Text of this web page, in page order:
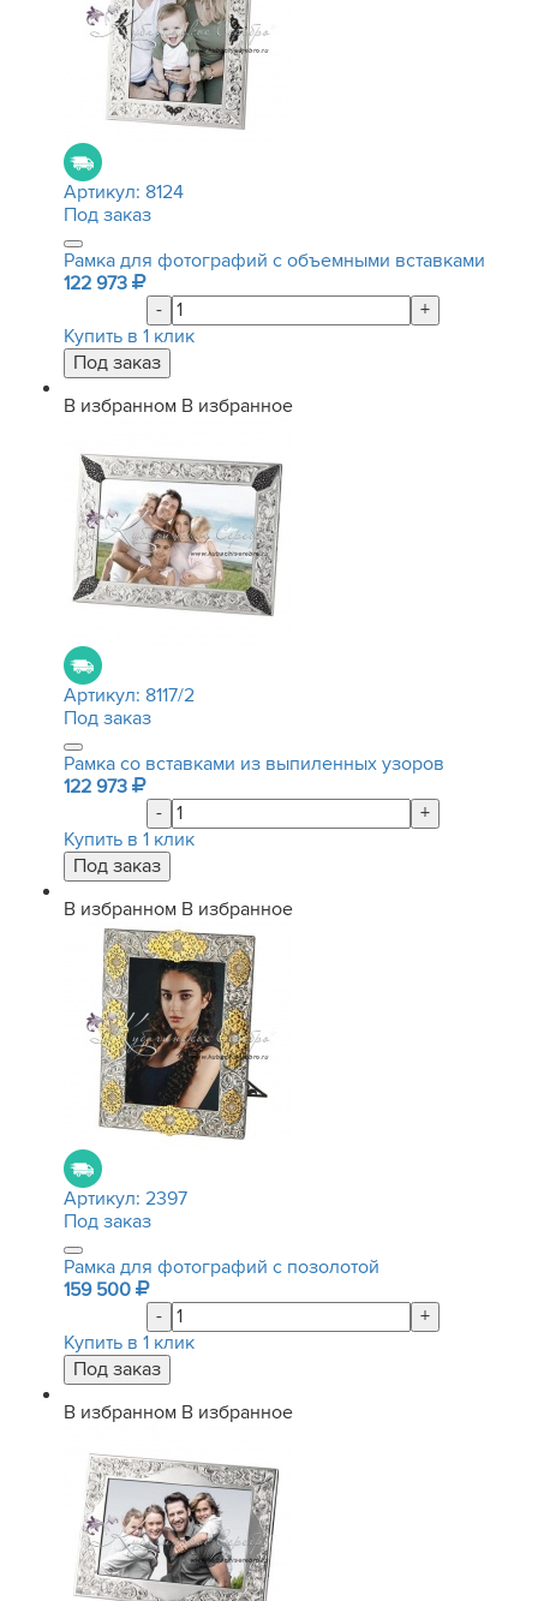
Артикул: 8124
Под заказ
Рамка для фотографий с объемными вставками
122 973
-
+
Купить в 1 клик
В избранном В избранное
Артикул: 8117/2
Под заказ
Рамка со вставками из выпиленных узоров
122 973
-
+
Купить в 1 клик
В избранном В избранное
Артикул: 2397
Под заказ
Рамка для фотографий с позолотой
159 500
-
+
Купить в 1 клик
В избранном В избранное